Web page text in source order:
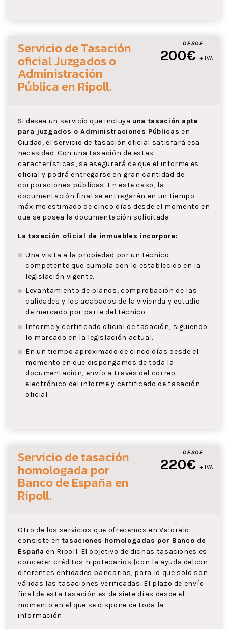
DESDE
200€ + IVA
Servicio de Tasación
oficial Juzgados o
Administración
Pública en Ripoll.
Si desea un servicio que incluya una tasación apta
para juzgados o Administraciones Públicas en
Ciudad, el servicio de tasación oficial satisfará esa
necesidad. Con una tasación de estas
características, se asegurará de que el informe es
oficial y podrá entregarse en gran cantidad de
corporaciones públicas. En este caso, la
documentación final se entregarán en un tiempo
máximo estimado de cinco días desde el momento en
que se posea la documentación solicitada.
La tasación oficial de inmuebles incorpora:
Una visita a la propiedad por un técnico
competente que cumpla con lo establecido en la
legislación vigente.
Levantamiento de planos, comprobación de las
calidades y los acabados de la vivienda y estudio
de mercado por parte del técnico.
Informe y certificado oficial de tasación, siguiendo
lo marcado en la legislación actual.
En un tiempo aproximado de cinco días desde el
momento en que dispongamos de toda la
documentación, envío a través del correo
electrónico del informe y certificado de tasación
oficial.
DESDE
220€ + IVA
Servicio de tasación
homologada por
Banco de España en
Ripoll.
Otro de los servicios que ofrecemos en Valoralo
consiste en tasaciones homologadas por Banco de
España en Ripoll. El objetivo de dichas tasaciones es
conceder créditos hipotecarios {con la ayuda de|con
diferentes entidades bancarias, para lo que solo son
válidas las tasaciones verificadas. El plazo de envío
final de esta tasación es de siete días desde el
momento en el que se dispone de toda la
información.